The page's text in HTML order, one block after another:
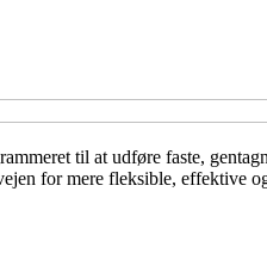
til at udføre faste,
for mere fleksible, effektive